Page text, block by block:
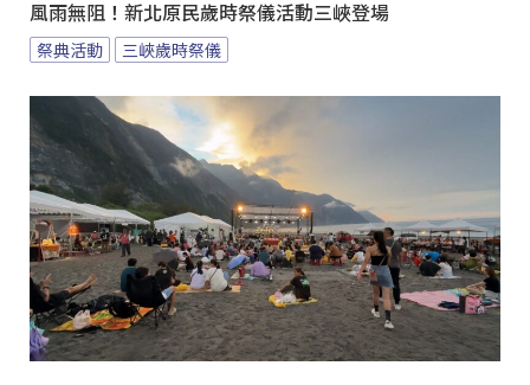
風雨無阻！新北原民歲時祭儀活動三峽登場
祭典活動 三峽歲時祭儀